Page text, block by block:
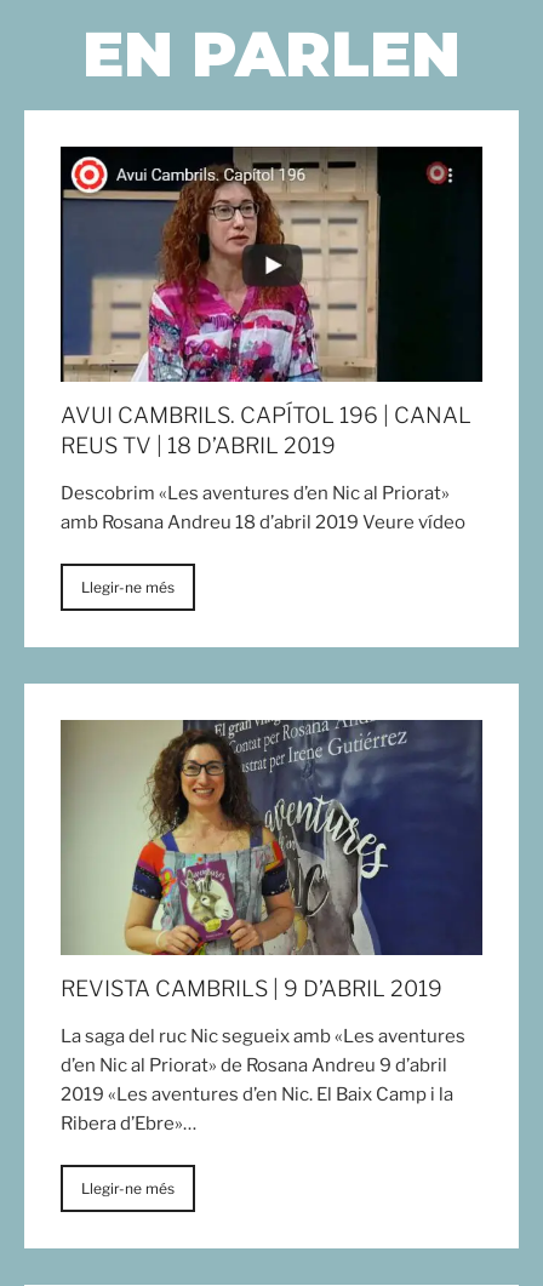
EN PARLEN
AVUI CAMBRILS. CAPÍTOL 196 | CANAL
REUS TV | 18 D’ABRIL 2019
Descobrim «Les aventures d’en Nic al Priorat»
amb Rosana Andreu 18 d’abril 2019 Veure vídeo
Llegir-ne més
REVISTA CAMBRILS | 9 D’ABRIL 2019
La saga del ruc Nic segueix amb «Les aventures
d’en Nic al Priorat» de Rosana Andreu 9 d’abril
2019 «Les aventures d’en Nic. El Baix Camp i la
Ribera d’Ebre»…
Llegir-ne més